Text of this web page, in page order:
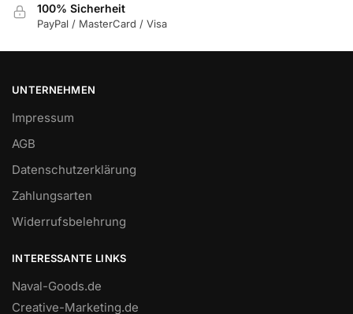
100% Sicherheit
PayPal / MasterCard / Visa
UNTERNEHMEN
Impressum
AGB
Datenschutzerklärung
Zahlungsarten
Widerrufsbelehrung
INTERESSANTE LINKS
Naval-Goods.de
Creative-Marketing.de